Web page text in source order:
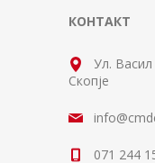
КОНТАКТ
Ул.
Скопје
071 244